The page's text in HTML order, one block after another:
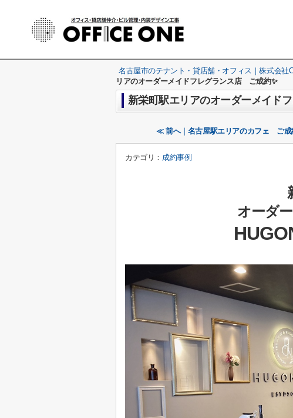
名古屋市のテナント・貸店舗・オフィス｜株式会社
リアのオーダーメイドフレグランス店 ご成約✨
新栄町駅エリアのオーダーメイド
≪ 前へ｜名古屋駅エリアのカフェ ご成
カテゴリ： 成約事例
オーダ